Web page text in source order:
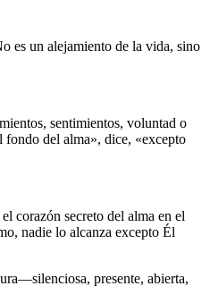
es un alejamiento de la vida, sino
sentimientos, voluntad o
fondo del alma», dice, «excepto
el corazón secreto del alma en el
nadie lo alcanza excepto Él
presente, abierta,